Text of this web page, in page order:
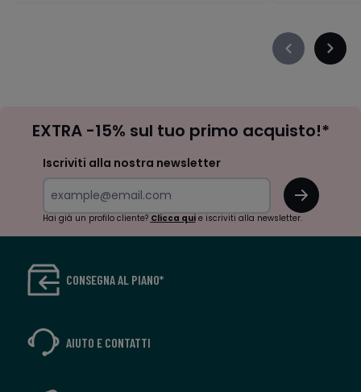
Précédent
newsletter
EXTRA -15% sul tuo primo acquisto!*
Iscriviti alla nostra newsletter
OK
Hai già un profilo cliente? Clicca quie iscriviti alla newsletter.
CONSEGNA AL PIANO*
AIUTO E CONTATTI